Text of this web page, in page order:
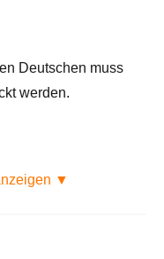
Deutschen muss
werden.
▼